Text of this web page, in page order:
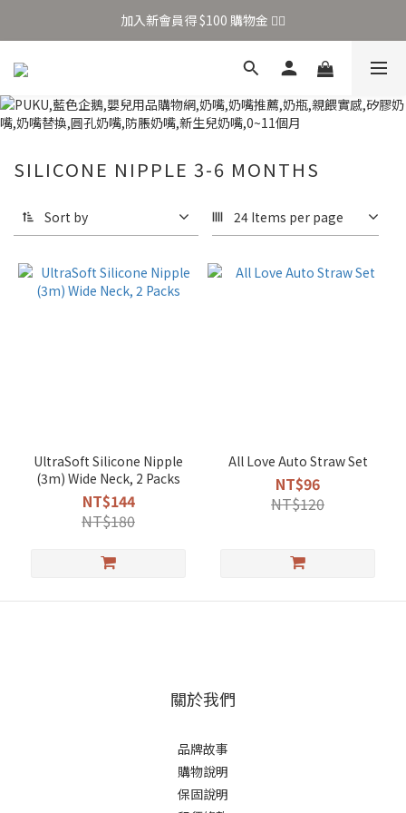
加入新會員得 $100 購物金 👉🏻
加入新會員得 $100 購物金 👉🏻
全站滿 $699 享免運
加入新會員得 $100 購物金 👉🏻
SILICONE NIPPLE 3-6 MONTHS
Sort by 24 Items per page
UltraSoft Silicone Nipple
(3m) Wide Neck, 2 Packs
NT$144
NT$180
All Love Auto Straw Set
NT$96
NT$120
關於我們
品牌故事
購物說明
保固說明